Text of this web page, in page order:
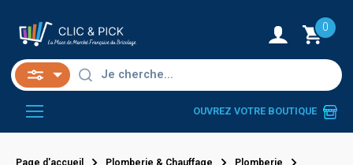
0
OUVREZ VOTRE BOUTIQUE
Page d'accueil Plomberie & Chauffage
Plomberie